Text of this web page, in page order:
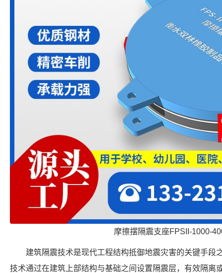
摩擦摆隔震支座FPSII-1000-
建筑隔震技术是现代工程结构抵御地震灾害的关键手段
技术通过在建筑上部结构与基础之间设置隔震层，有效隔离